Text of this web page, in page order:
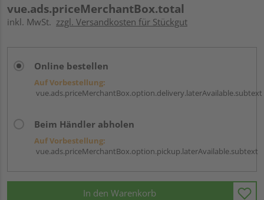
vue.ads.priceMerchantBox.total
inkl. MwSt. zzgl. Versandkosten für Stückgut
Online bestellen
Auf Vorbestellung:
vue.ads.priceMerchantBox.option.delivery.laterAvailable.subtext
Beim Händler abholen
Auf Vorbestellung:
vue.ads.priceMerchantBox.option.pickup.laterAvailable.subtext
In den Warenkorb